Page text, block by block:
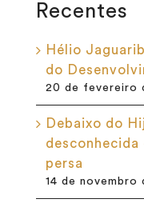
Recentes
Hélio
do
20 de fevereiro
Debaixo do
persa
14 de novembro